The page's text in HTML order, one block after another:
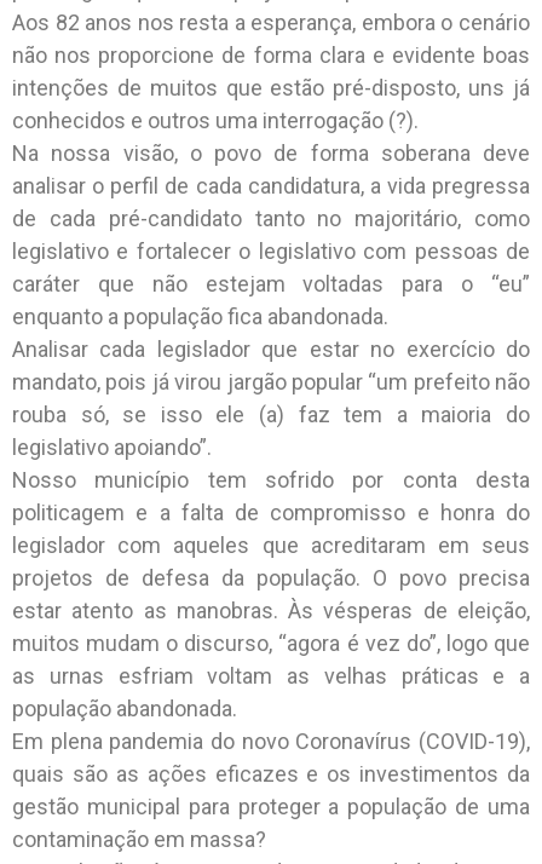
Aos 82 anos nos resta a esperança, embora o cenário
não nos proporcione de forma clara e evidente boas
intenções de muitos que estão pré-disposto, uns já
conhecidos e outros uma interrogação (?).
Na nossa visão, o povo de forma soberana deve
analisar o perfil de cada candidatura, a vida pregressa
de cada pré-candidato tanto no majoritário, como
legislativo e fortalecer o legislativo com pessoas de
caráter que não estejam voltadas para o “eu”
enquanto a população fica abandonada.
Analisar cada legislador que estar no exercício do
mandato, pois já virou jargão popular “um prefeito não
rouba só, se isso ele (a) faz tem a maioria do
legislativo apoiando”.
Nosso município tem sofrido por conta desta
politicagem e a falta de compromisso e honra do
legislador com aqueles que acreditaram em seus
projetos de defesa da população. O povo precisa
estar atento as manobras. Às vésperas de eleição,
muitos mudam o discurso, “agora é vez do”, logo que
as urnas esfriam voltam as velhas práticas e a
população abandonada.
Em plena pandemia do novo Coronavírus (COVID-19),
quais são as ações eficazes e os investimentos da
gestão municipal para proteger a população de uma
contaminação em massa?